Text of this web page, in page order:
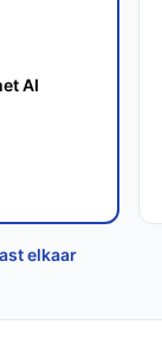
AI
elkaar